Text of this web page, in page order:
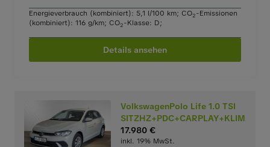
Energieverbrauch (kombiniert): 5,1 l/100 km; CO2-Emissionen
(kombiniert): 116 g/km; CO2-Klasse: D;
Details ansehen
VolkswagenPolo Life 1.0 TSI
SITZHZ+PDC+CARPLAY+KLIMA
17.980 €
inkl. 19% MwSt.